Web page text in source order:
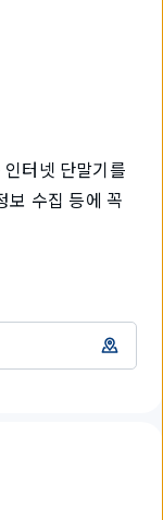
터넷 단말기를
보 수집 등에 꼭